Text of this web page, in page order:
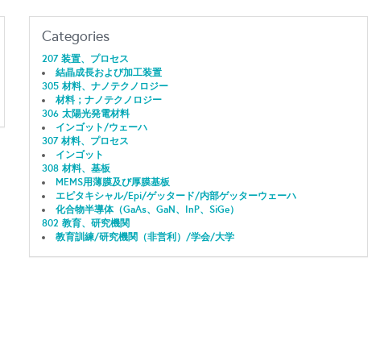
Categories
207 装置、プロセス
結晶成長および加工装置
305 材料、ナノテクノロジー
材料；ナノテクノロジー
306 太陽光発電材料
インゴット/ウェーハ
307 材料、プロセス
インゴット
308 材料、基板
MEMS用薄膜及び厚膜基板
エピタキシャル/Epi/ゲッタード/内部ゲッターウェーハ
化合物半導体（GaAs、GaN、InP、SiGe）
802 教育、研究機関
教育訓練/研究機関（非営利）/学会/大学